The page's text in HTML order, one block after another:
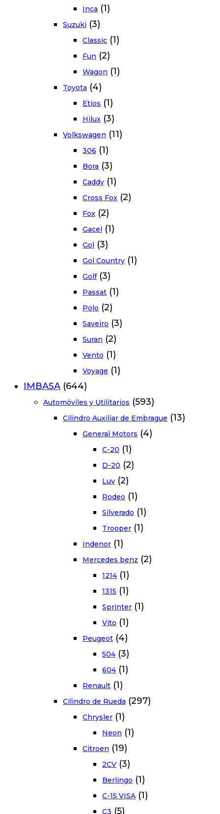
Inca (1)
Suzuki (3)
Classic (1)
Fun (2)
Wagon (1)
Toyota (4)
Etios (1)
Hilux (3)
Volkswagen (11)
306 (1)
Bora (3)
Caddy (1)
Cross Fox (2)
Fox (2)
Gacel (1)
Gol (3)
Gol Country (1)
Golf (3)
Passat (1)
Polo (2)
Saveiro (3)
Suran (2)
Vento (1)
Voyage (1)
IMBASA (644)
Automóviles y Utilitarios (593)
Cilindro Auxiliar de Embrague (13)
General Motors (4)
C-20 (1)
D-20 (2)
Luv (2)
Rodeo (1)
Silverado (1)
Trooper (1)
Indenor (1)
Mercedes benz (2)
1214 (1)
1315 (1)
Sprinter (1)
Vito (1)
Peugeot (4)
504 (3)
604 (1)
Renault (1)
Cilindro de Rueda (297)
Chrysler (1)
Neon (1)
Citroen (19)
2CV (3)
Berlingo (1)
C-15 VISA (1)
C3 (5)